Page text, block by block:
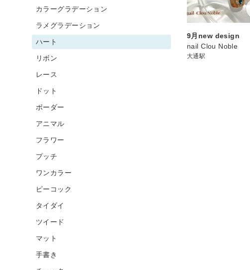
9月new design
nail Clou Noble
大通駅
カラーグラデーション
ラメグラデーション
ハート
リボン
レース
ドット
ボーダー
アニマル
フラワー
プッチ
ワンカラー
ピーコック
タイダイ
ツイード
マット
手書き